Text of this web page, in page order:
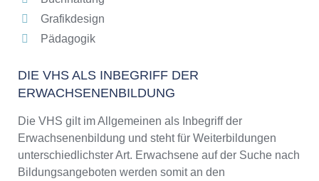
Grafikdesign
Pädagogik
DIE VHS ALS INBEGRIFF DER
ERWACHSENENBILDUNG
Die VHS gilt im Allgemeinen als Inbegriff der
Erwachsenenbildung und steht für Weiterbildungen
unterschiedlichster Art. Erwachsene auf der Suche nach
Bildungsangeboten werden somit an den